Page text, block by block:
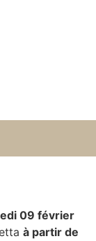
09 février
à partir de